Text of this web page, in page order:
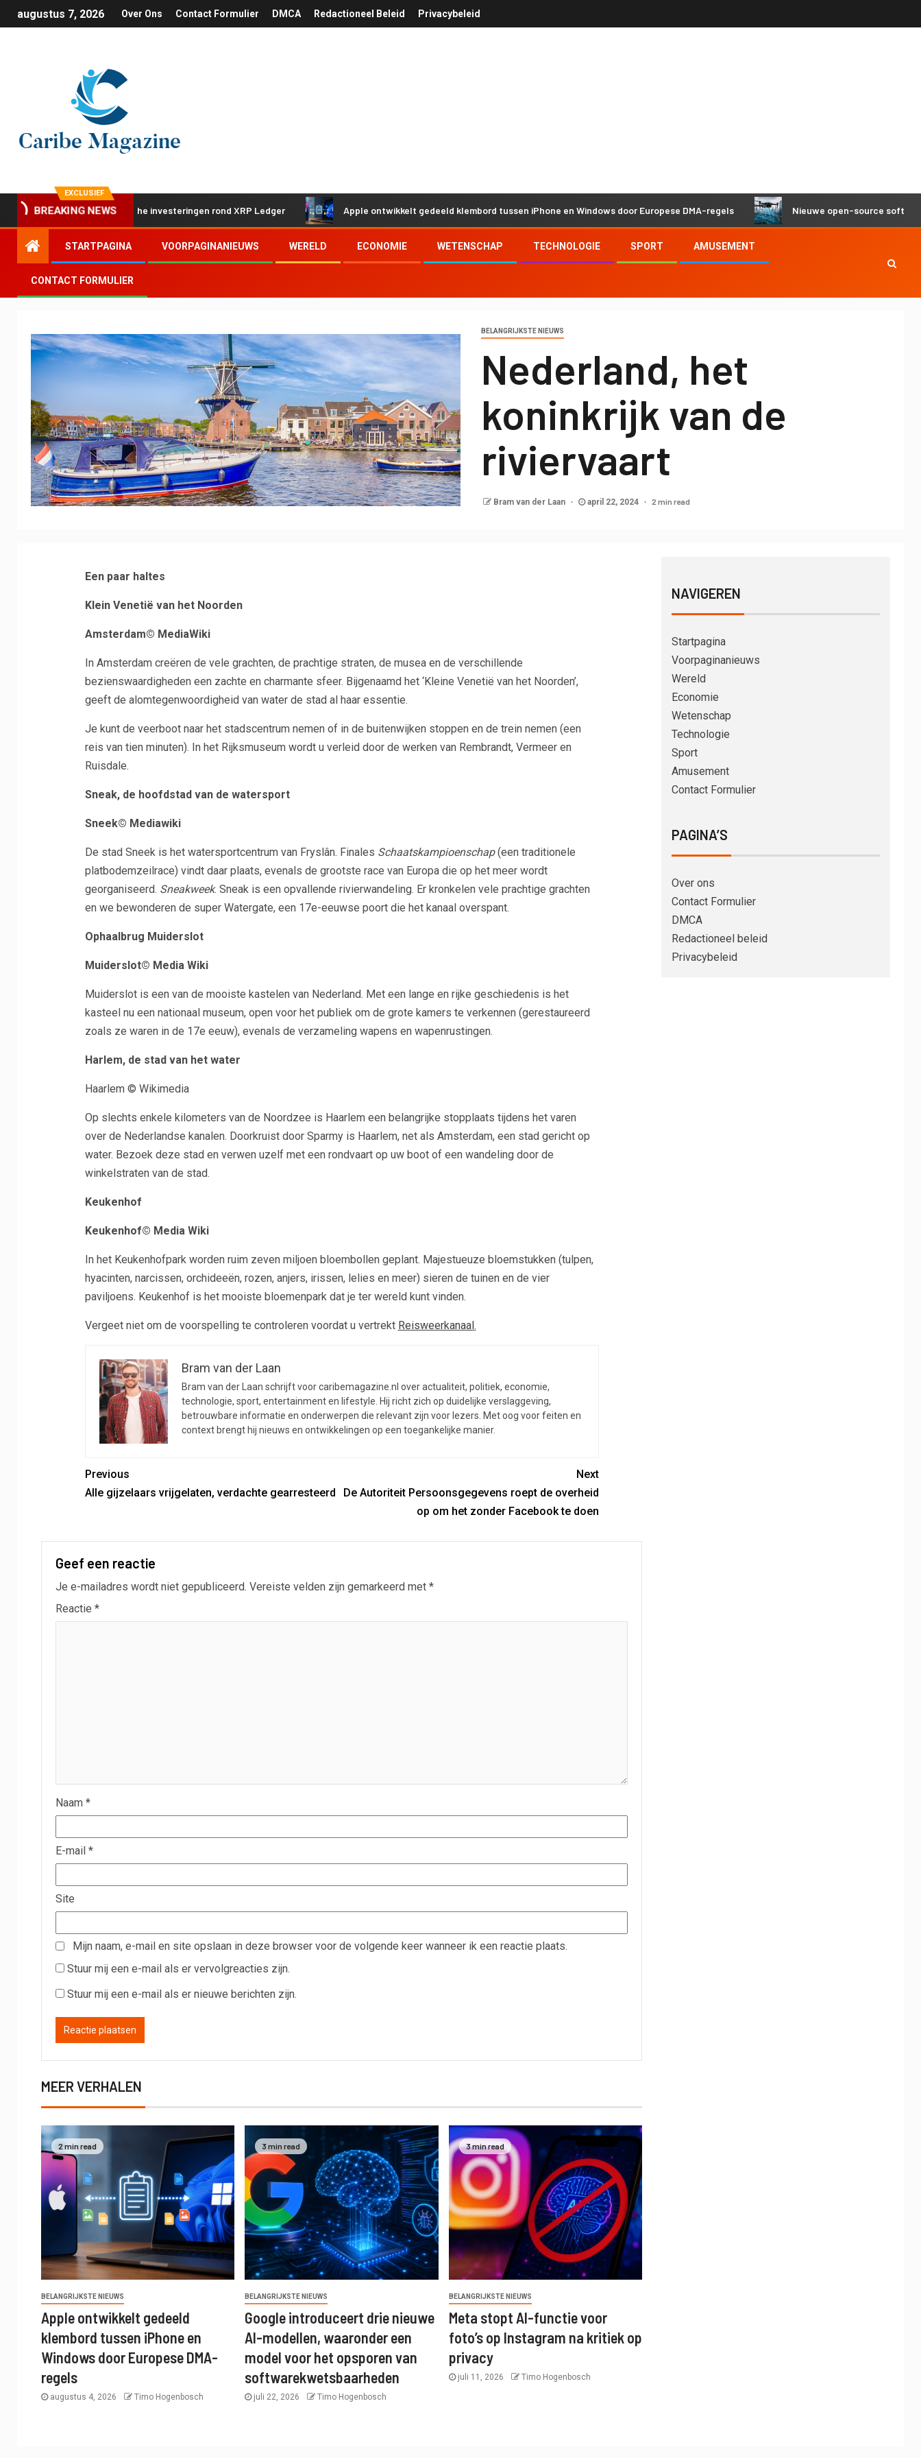
augustus 7, 2026 Over Ons Contact Formulier DMCA Redactioneel Beleid Privacybeleid
EXCLUSIEF
BREAKING NEWS
met twee strategische investeringen rond XRP Ledger Apple ontwikkelt gedeeld klembord tussen iPhone en Windows door Europese DMA-regels Nieuwe open-source software helpt
STARTPAGINA VOORPAGINANIEUWS WERELD ECONOMIE WETENSCHAP TECHNOLOGIE SPORT AMUSEMENT
CONTACT FORMULIER
BELANGRIJKSTE NIEUWS
Nederland, het
koninkrijk van de
riviervaart
Bram van der Laan april 22, 2024 2 min read
Een paar haltes
Klein Venetië van het Noorden
Amsterdam© MediaWiki
In Amsterdam creëren de vele grachten, de prachtige straten, de musea en de verschillende
bezienswaardigheden een zachte en charmante sfeer. Bijgenaamd het ‘Kleine Venetië van het Noorden’,
geeft de alomtegenwoordigheid van water de stad al haar essentie.
Je kunt de veerboot naar het stadscentrum nemen of in de buitenwijken stoppen en de trein nemen (een
reis van tien minuten). In het Rijksmuseum wordt u verleid door de werken van Rembrandt, Vermeer en
Ruisdale.
Sneak, de hoofdstad van de watersport
Sneek© Mediawiki
De stad Sneek is het watersportcentrum van Fryslân. Finales Schaatskampioenschap(een traditionele
platbodemzeilrace) vindt daar plaats, evenals de grootste race van Europa die op het meer wordt
georganiseerd. Sneakweek. Sneak is een opvallende rivierwandeling. Er kronkelen vele prachtige grachten
en we bewonderen de super Watergate, een 17e-eeuwse poort die het kanaal overspant.
Ophaalbrug Muiderslot
Muiderslot© Media Wiki
Muiderslot is een van de mooiste kastelen van Nederland. Met een lange en rijke geschiedenis is het
kasteel nu een nationaal museum, open voor het publiek om de grote kamers te verkennen (gerestaureerd
zoals ze waren in de 17e eeuw), evenals de verzameling wapens en wapenrustingen.
Harlem, de stad van het water
Haarlem © Wikimedia
Op slechts enkele kilometers van de Noordzee is Haarlem een ​​belangrijke stopplaats tijdens het varen
over de Nederlandse kanalen. Doorkruist door Sparmy is Haarlem, net als Amsterdam, een stad gericht op
water. Bezoek deze stad en verwen uzelf met een rondvaart op uw boot of een wandeling door de
winkelstraten van de stad.
Keukenhof
Keukenhof© Media Wiki
In het Keukenhofpark worden ruim zeven miljoen bloembollen geplant. Majestueuze bloemstukken (tulpen,
hyacinten, narcissen, orchideeën, rozen, anjers, irissen, lelies en meer) sieren de tuinen en de vier
paviljoens. Keukenhof is het mooiste bloemenpark dat je ter wereld kunt vinden.
Vergeet niet om de voorspelling te controleren voordat u vertrekt Reisweerkanaal.
Bram van der Laan
Bram van der Laan schrijft voor caribemagazine.nl over actualiteit, politiek, economie,
technologie, sport, entertainment en lifestyle. Hij richt zich op duidelijke verslaggeving,
betrouwbare informatie en onderwerpen die relevant zijn voor lezers. Met oog voor feiten en
context brengt hij nieuws en ontwikkelingen op een toegankelijke manier.
Previous
Alle gijzelaars vrijgelaten, verdachte gearresteerd
Next
De Autoriteit Persoonsgegevens roept de overheid
op om het zonder Facebook te doen
Geef een reactie
Je e-mailadres wordt niet gepubliceerd. Vereiste velden zijn gemarkeerd met *
Reactie *
Naam *
E-mail *
Site
Mijn naam, e-mail en site opslaan in deze browser voor de volgende keer wanneer ik een reactie plaats.
Stuur mij een e-mail als er vervolgreacties zijn.
Stuur mij een e-mail als er nieuwe berichten zijn.
MEER VERHALEN
2 min read
BELANGRIJKSTE NIEUWS
Apple ontwikkelt gedeeld
klembord tussen iPhone en
Windows door Europese DMA-
regels
augustus 4, 2026 Timo Hogenbosch
3 min read
BELANGRIJKSTE NIEUWS
Google introduceert drie nieuwe
AI-modellen, waaronder een
model voor het opsporen van
softwarekwetsbaarheden
juli 22, 2026 Timo Hogenbosch
3 min read
BELANGRIJKSTE NIEUWS
Meta stopt AI-functie voor
foto’s op Instagram na kritiek op
privacy
juli 11, 2026 Timo Hogenbosch
NAVIGEREN
Startpagina
Voorpaginanieuws
Wereld
Economie
Wetenschap
Technologie
Sport
Amusement
Contact Formulier
PAGINA’S
Over ons
Contact Formulier
DMCA
Redactioneel beleid
Privacybeleid